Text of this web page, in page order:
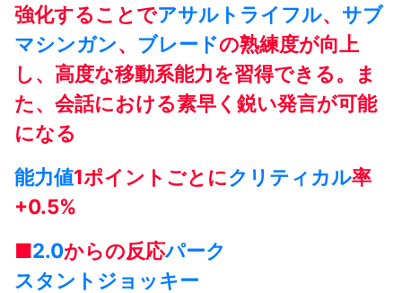
強化することでアサルトライフル、 サブ
マシンガン、 ブレードの熟練度が向上
し、高度な移動系能力を習得できる。ま
た、会話における素早く鋭い発言が可能
になる
能力値1ポイントごとにクリティカル率
+0.5%
■2.0からの反応パーク
スタントジョッキー